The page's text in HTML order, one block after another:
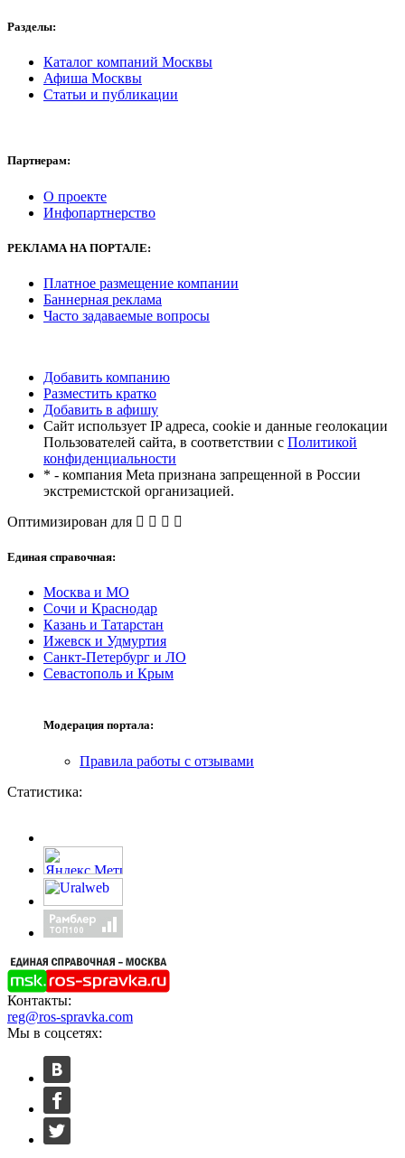
Разделы:
Каталог компаний Москвы
Афиша Москвы
Статьи и публикации
Партнерам:
О проекте
Инфопартнерство
РЕКЛАМА НА ПОРТАЛЕ:
Платное размещение компании
Баннерная реклама
Часто задаваемые вопросы
Добавить компанию
Разместить кратко
Добавить в афишу
Сайт использует IP адреса, cookie и данные геолокации
Пользователей сайта, в соответствии с Политикой
конфиденциальности
* - компания Meta признана запрещенной в России
экстремистской организацией.
Оптимизирован для
Единая справочная:
Москва и МО
Сочи и Краснодар
Казань и Татарстан
Ижевск и Удмуртия
Санкт-Петербург и ЛО
Севастополь и Крым
Модерация портала:
Правила работы с отзывами
Статистика:
Контакты:
reg@ros-spravka.com
Мы в соцсетях: